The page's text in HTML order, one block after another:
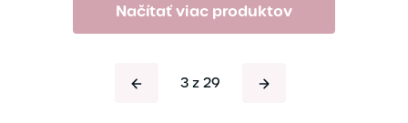
Načítať viac produktov
3 z 29